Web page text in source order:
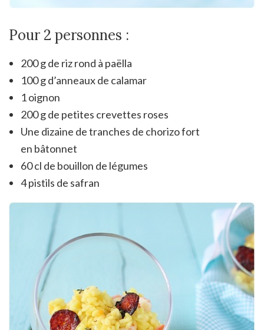
Pour 2 personnes :
200 g de riz rond à paëlla
100 g d’anneaux de calamar
1 oignon
200 g de petites crevettes roses
Une dizaine de tranches de chorizo fort
en bâtonnet
60 cl de bouillon de légumes
4 pistils de safran